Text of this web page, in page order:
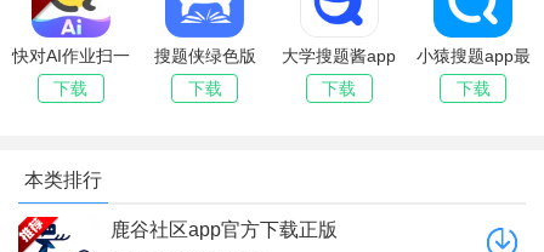
快对AI作业扫一
扫出答案下载手
机版
下载
搜题侠绿色版
app最新版2025
下载
大学搜题酱app
官方下载免费
下载
小猿搜题app最
新版2026
下载
本类排行
鹿谷社区app官方下载正版